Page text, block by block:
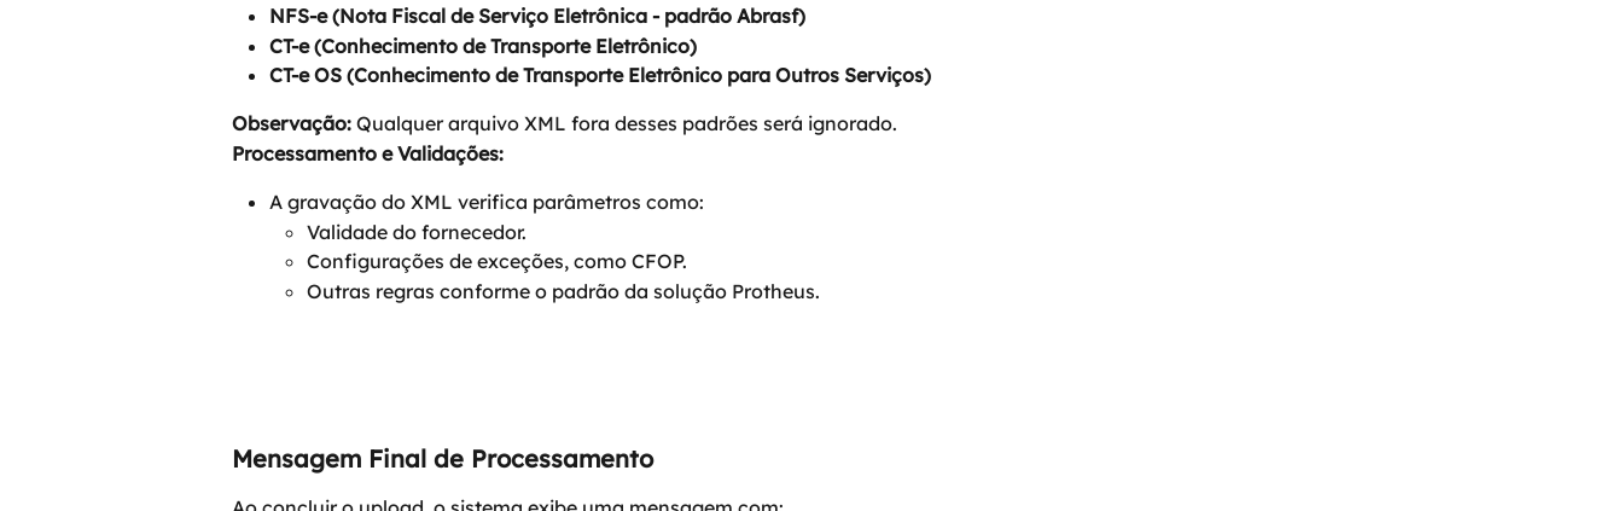
NFS-e (Nota Fiscal de Serviço Eletrônica - padrão Abrasf)
CT-e (Conhecimento de Transporte Eletrônico)
CT-e OS (Conhecimento de Transporte Eletrônico para Outros Serviços)
Observação: Qualquer arquivo XML fora desses padrões será ignorado.
Processamento e Validações:
A gravação do XML verifica parâmetros como:
Validade do fornecedor.
Configurações de exceções, como CFOP.
Outras regras conforme o padrão da solução Protheus.
Mensagem Final de Processamento